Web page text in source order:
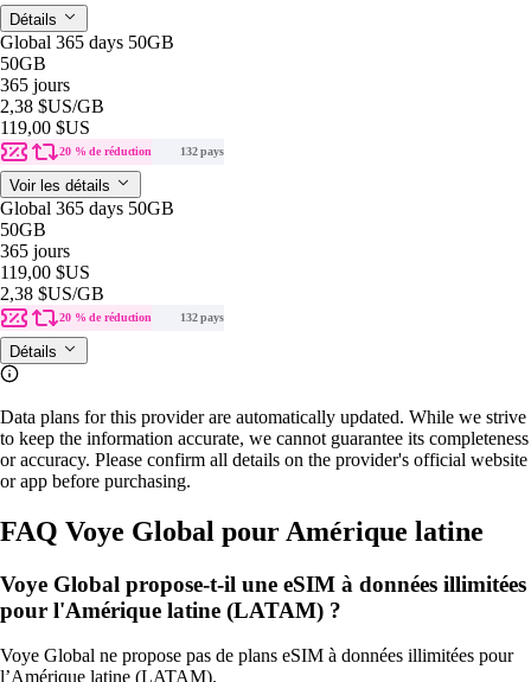
Détails
Global 365 days 50GB
50GB
365 jours
2,38 $US/GB
119,00 $US
20 % de réduction 132 pays
Voir les détails
Global 365 days 50GB
50GB
365 jours
119,00 $US
2,38 $US/GB
20 % de réduction 132 pays
Détails
Data plans for this provider are automatically updated. While we strive
to keep the information accurate, we cannot guarantee its completeness
or accuracy. Please confirm all details on the provider's official website
or app before purchasing.
FAQ Voye Global pour Amérique latine
Voye Global propose-t-il une eSIM à données illimitées
pour l'Amérique latine (LATAM) ?
Voye Global ne propose pas de plans eSIM à données illimitées pour
l’Amérique latine (LATAM).